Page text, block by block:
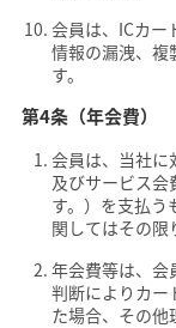
会員は、ICカー
情報の漏洩、複
す。
第4条（年会費）
会員は、当社に
及びサービス会
す。）を支払う
関してはその限
年会費等は、会
判断によりカー
た場合、その他